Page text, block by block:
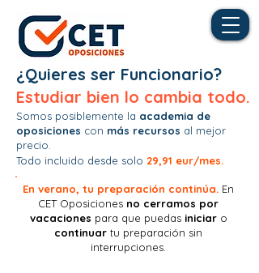
¿Quieres ser Funcionario?
Estudiar bien lo cambia todo.
Somos posiblemente la academia de
oposiciones con más recursos al mejor
precio.
Todo incluido desde solo 29,91 eur/mes.
En verano, tu preparación continúa. En
CET Oposiciones no cerramos por
vacaciones para que puedas iniciar o
continuar tu preparación sin
interrupciones.